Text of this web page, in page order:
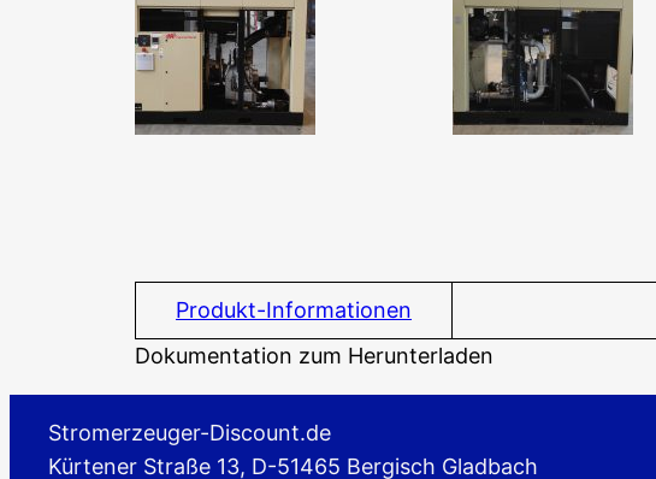
Produkt-Informationen
Dokumentation zum Herunterladen
Stromerzeuger-Discount.de
Kürtener Straße 13, D-51465 Bergisch Gladbach